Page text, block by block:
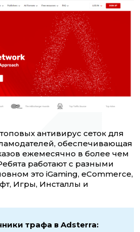
антивирус сеток для
обеспечивающая
ежемесячно в более чем
работают с разными
это iGaming, eCommerce,
Игры, Инсталлы и
трафа в Adsterra: